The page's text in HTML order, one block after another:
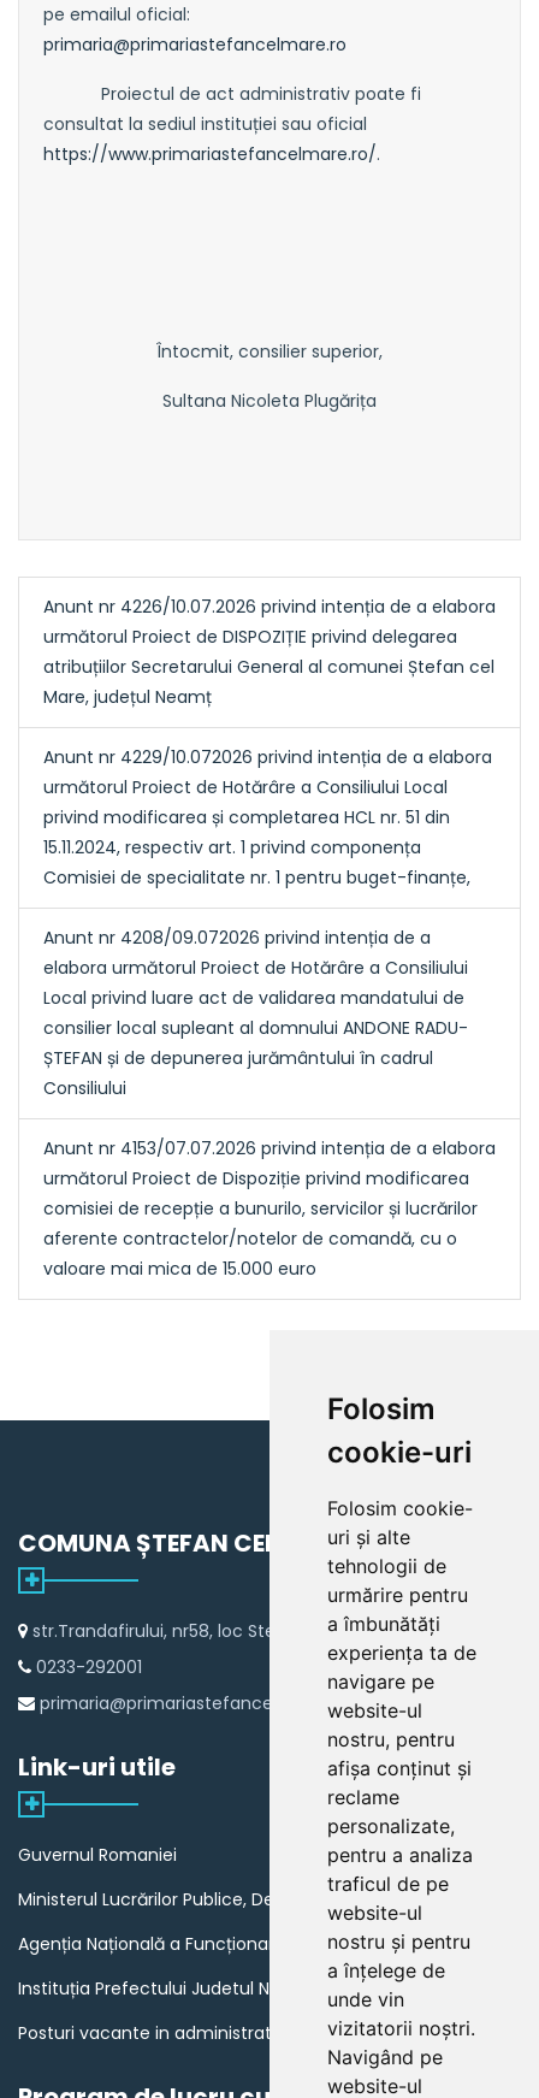
Folosim
cookie-uri
Folosim cookie-
uri și alte
tehnologii de
urmărire pentru
a îmbunătăți
experiența ta de
navigare pe
website-ul
nostru, pentru
afișa conținut și
reclame
personalizate,
pentru a analiza
traficul de pe
website-ul
nostru și pentru
a înțelege de
unde vin
vizitatorii noștri.
Navigând pe
website-ul
pe emailul oficial:
primaria@primariastefancelmare.ro
Proiectul de act administrativ poate fi
consultat la sediul instituției sau oficial
https://www.primariastefancelmare.ro/.
Întocmit, consilier superior,
Sultana Nicoleta Plugărița
Anunt nr 4226/10.07.2026 privind intenția de a elabora
următorul Proiect de DISPOZIȚIE privind delegarea
atribuțiilor Secretarului General al comunei Ștefan cel
Mare, județul Neamț
Anunt nr 4229/10.072026 privind intenția de a elabora
următorul Proiect de Hotărâre a Consiliului Local
privind modificarea și completarea HCL nr. 51 din
15.11.2024, respectiv art. 1 privind componența
Comisiei de specialitate nr. 1 pentru buget-finanțe,
Anunt nr 4208/09.072026 privind intenția de a
elabora următorul Proiect de Hotărâre a Consiliului
Local privind luare act de validarea mandatului de
consilier local supleant al domnului ANDONE RADU-
ȘTEFAN și de depunerea jurământului în cadrul
Consiliului
Anunt nr 4153/07.07.2026 privind intenția de a elabora
următorul Proiect de Dispoziție privind modificarea
comisiei de recepție a bunurilo, servicilor și lucrărilor
aferente contractelor/notelor de comandă, cu o
valoare mai mica de 15.000 euro
COMUNA ȘTEFAN CEL MARE
str.Trandafirului, nr58, loc Stefan cel Mare
0233-292001
primaria@primariastefancelmare.ro
Link-uri utile
Guvernul Romaniei
Ministerul Lucrărilor Publice, Dezvoltării și Administrației
Agenția Națională a Funcționarilor Publici
Instituția Prefectului Judetul Neamt
Posturi vacante in administratia publica din Romania